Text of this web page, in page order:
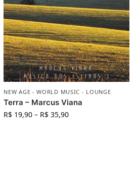
NEW AGE - WORLD MUSIC - LOUNGE
Terra – Marcus Viana
R$ 19,90 – R$ 35,90